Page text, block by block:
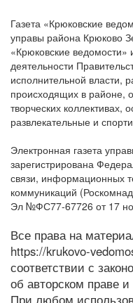
Газета «Крюковские
управы района Крюково
«Крюковские
деятельности
исполнительной власти,
происходящих в районе,
творческих коллективах,
развлекательные и
Электронная газета
зарегистрирована
связи, информационных
коммуникаций
Эл №ФС77-67726 от 17
Все права на
https://krukovo-
соответствии с
об авторском праве
При любом